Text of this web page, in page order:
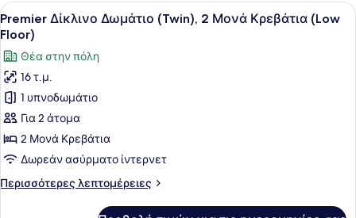
Queen
Κρεβάτι
Floor)
Προβολή
όλων
των
φωτογραφιών
για
Premier
Δίκλινο
Δωμάτιο
(Twin),
2
Μονά
Ένα σύγχρονο δωμάτιο
12
Premier Δίκλινο Δωμάτιο (Twin), 2 Μονά Κρεβάτια (Low
Floor)
Θέα στην πόλη
16 τ.μ.
1 υπνοδωμάτιο
Για 2 άτομα
2 Μονά Κρεβάτια
Δωρεάν ασύρματο ίντερνετ
Περισσότερες λεπτομέρειες
Περισσότερες